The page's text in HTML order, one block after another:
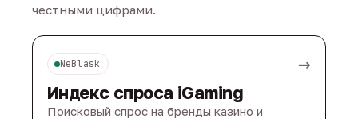
честными цифрами.
NeBlask →
Индекс спроса iGaming
Поисковый спрос на бренды казино и